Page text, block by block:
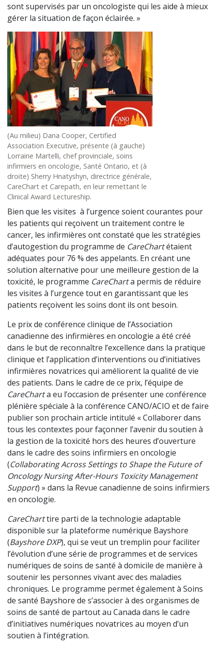
sont supervisés par un oncologiste qui les aide à mieux
gérer la situation de façon éclairée. »
(Au milieu) Dana Cooper, Certified
Association Executive, présente (à gauche)
Lorraine Martelli, chef provinciale, soins
infirmiers en oncologie, Santé Ontario, et (à
droite) Sherry Hnatyshyn, directrice générale,
CareChart et Carepath, en leur remettant le
Clinical Award Lectureship.
Bien que les visites à l’urgence soient courantes pour
les patients qui reçoivent un traitement contre le
cancer, les infirmières ont constaté que les stratégies
d’autogestion du programme de CareChartétaient
adéquates pour 76 % des appelants. En créant une
solution alternative pour une meilleure gestion de la
toxicité, le programme CareCharta permis de réduire
les visites à l’urgence tout en garantissant que les
patients reçoivent les soins dont ils ont besoin.
Le prix de conférence clinique de l’Association
canadienne des infirmières en oncologie a été créé
dans le but de reconnaître l’excellence dans la pratique
clinique et l’application d’interventions ou d’initiatives
infirmières novatrices qui améliorent la qualité de vie
des patients. Dans le cadre de ce prix, l’équipe de
CareCharta eu l’occasion de présenter une conférence
plénière spéciale à la conférence CANO/ACIO et de faire
publier son prochain article intitulé « Collaborer dans
tous les contextes pour façonner l’avenir du soutien à
la gestion de la toxicité hors des heures d’ouverture
dans le cadre des soins infirmiers en oncologie
(Collaborating Across Settings to Shape the Future of
Oncology Nursing After-Hours Toxicity Management
Support) » dans la Revue canadienne de soins infirmiers
en oncologie.
CareCharttire parti de la technologie adaptable
disponible sur la plateforme numérique Bayshore
(Bayshore DXP), qui se veut un tremplin pour faciliter
l’évolution d’une série de programmes et de services
numériques de soins de santé à domicile de manière à
soutenir les personnes vivant avec des maladies
chroniques. Le programme permet également à Soins
de santé Bayshore de s’associer à des organismes de
soins de santé de partout au Canada dans le cadre
d’initiatives numériques novatrices au moyen d’un
soutien à l’intégration.